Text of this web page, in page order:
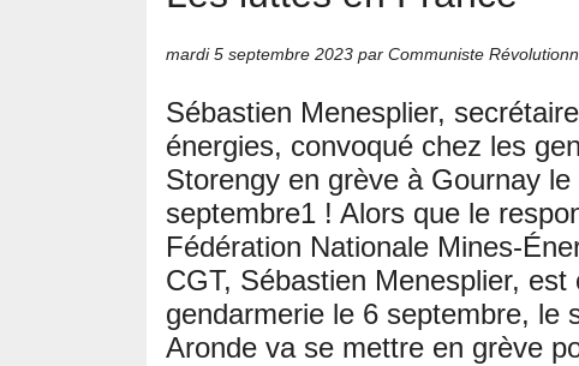
mardi 5 septembre 2023 par Communiste
Sébastien Menesplier,
énergies, convoqué chez les
Storengy en grève à Gournay le
septembre1 ! Alors que le
Fédération Nationale Mines-
CGT, Sébastien Menesplier, est
gendarmerie le 6 septembre, le
Aronde va se mettre en grève